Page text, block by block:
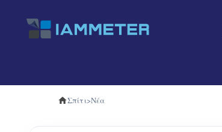
Σπίτι>Νέα